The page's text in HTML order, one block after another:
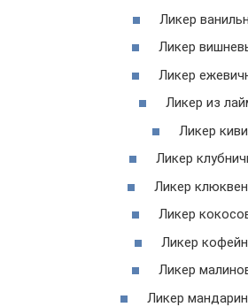
Ликер
Ликер
Ликер
Ликер из
Ликер
Ликер
Ликер
Ликер
Ликер
Ликер
Ликер